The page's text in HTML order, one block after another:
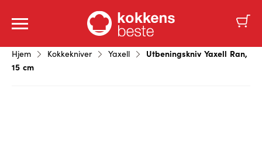
Hjem Kokkekniver Yaxell
Utbeningskniv Yaxell Ran,
15 cm